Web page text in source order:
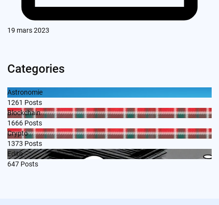
19 mars 2023
Categories
Astronomie
1261 Posts
Blockchain
1666 Posts
Crypto
1373 Posts
Edito
647 Posts